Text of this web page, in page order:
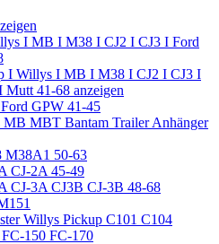
I MB I M38 I CJ2 I CJ3 I Ford
I Willys I MB I M38 I CJ2 I CJ3 I
Mutt 41-68 anzeigen
GPW 41-45
MB MBT Bantam Trailer Anhänger
M38A1 50-63
CJ-2A 45-49
CJ-3A CJ3B CJ-3B 48-68
Willys Pickup C101 C104
150 FC-170